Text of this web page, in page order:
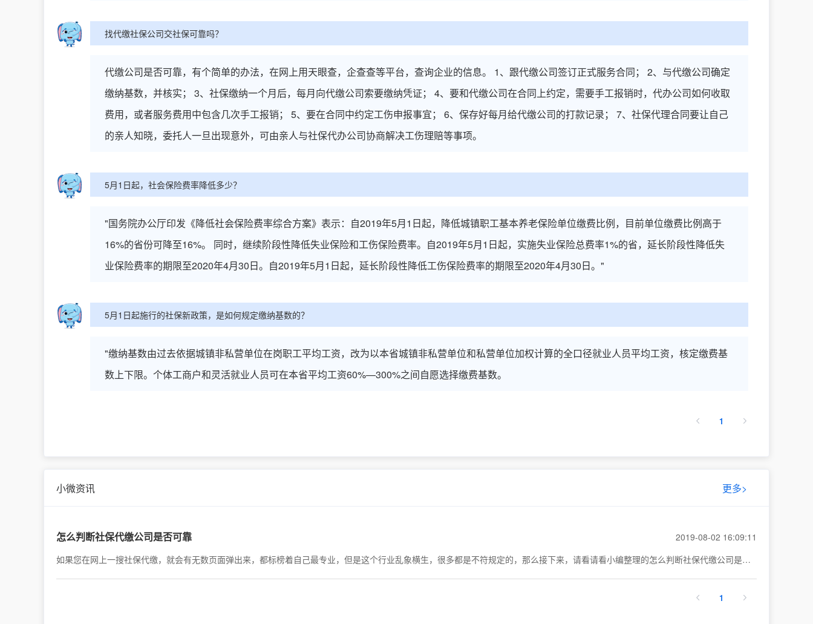
找代缴社保公司交社保可靠吗？
代缴公司是否可靠，有个简单的办法，在网上用天眼查，企查查等平台，查询企业的信息。 1、跟代缴公司签订正式服务合同； 2、与代缴公司确定
缴纳基数，并核实； 3、社保缴纳一个月后，每月向代缴公司索要缴纳凭证； 4、要和代缴公司在合同上约定，需要手工报销时，代办公司如何收取
费用，或者服务费用中包含几次手工报销； 5、要在合同中约定工伤申报事宜； 6、保存好每月给代缴公司的打款记录； 7、社保代理合同要让自己
的亲人知晓，委托人一旦出现意外，可由亲人与社保代办公司协商解决工伤理赔等事项。
5月1日起，社会保险费率降低多少？
"国务院办公厅印发《降低社会保险费率综合方案》表示：自2019年5月1日起，降低城镇职工基本养老保险单位缴费比例，目前单位缴费比例高于
16%的省份可降至16%。 同时，继续阶段性降低失业保险和工伤保险费率。自2019年5月1日起，实施失业保险总费率1%的省，延长阶段性降低失
业保险费率的期限至2020年4月30日。自2019年5月1日起，延长阶段性降低工伤保险费率的期限至2020年4月30日。"
5月1日起施行的社保新政策，是如何规定缴纳基数的？
"缴纳基数由过去依据城镇非私营单位在岗职工平均工资，改为以本省城镇非私营单位和私营单位加权计算的全口径就业人员平均工资，核定缴费基
数上下限。个体工商户和灵活就业人员可在本省平均工资60%—300%之间自愿选择缴费基数。
1
小微资讯 更多>
怎么判断社保代缴公司是否可靠
2019-08-02 16:09:11
如果您在网上一搜社保代缴，就会有无数页面弹出来，都标榜着自己最专业，但是这个行业乱象横生，很多都是不符规定的，那么接下来，请看请看小编整理的怎么判断社保代缴公司是否可靠，请看下文：
1